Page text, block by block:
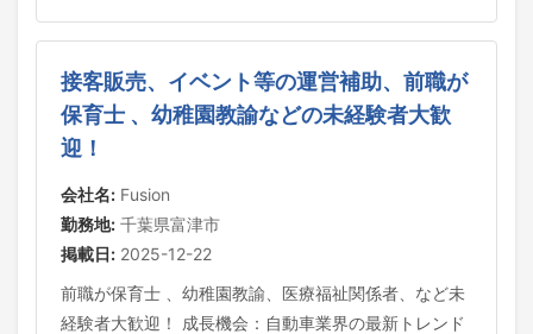
接客販売、イベント等の運営補助、前職が
保育士 、幼稚園教諭などの未経験者大歓
迎！
会社名: Fusion
勤務地: 千葉県富津市
掲載日: 2025-12-22
前職が保育士 、幼稚園教諭、医療福祉関係者、など未
経験者大歓迎！ 成長機会：自動車業界の最新トレンド